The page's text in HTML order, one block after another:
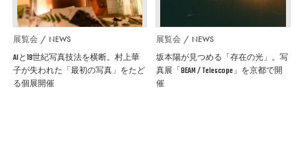
展覧会 NEWS
AIと19世紀写真技法を横断。村上華
子が失われた「最初の写真」をたど
る個展開催
展覧会 NEWS
坂本陽が見つめる「存在の光」。写
真展「BEAM / Telescope」を京都で開
催